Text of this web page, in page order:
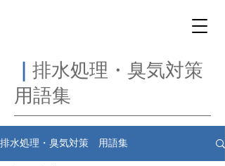
排水処理・臭気対策
用語集
排水処理・臭気対策 用語集